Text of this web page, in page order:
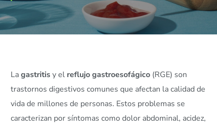
Lagastritisy el reflujo gastroesofágico (RGE) son
trastornos digestivos comunes que afectan la calidad de
vida de millones de personas. Estos problemas se
caracterizan por síntomas como dolor abdominal, acidez,